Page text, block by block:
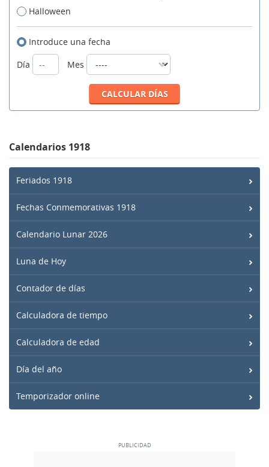
Halloween
Introduce una fecha
Día
Mes
Calendarios 1918
Feriados 1918
Fechas Conmemorativas 1918
Calendario Lunar 2026
Luna de Hoy
Contador de días
Calculadora de tiempo
Calculadora de edad
Día del año
Temporizador online